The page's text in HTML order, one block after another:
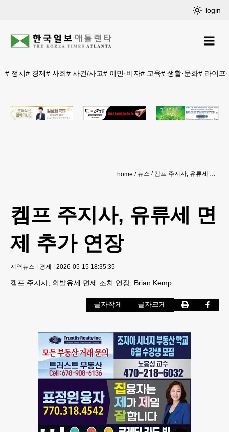
login
# 정치# 경제# 사회# 사건/사고# 이민·비자# 교육# 생활·문화# 라이프
home 뉴스 켐프 주지사, 유류세 면제 추가 연장
켐프 주지사, 유류세 면
제 추가 연장
지역뉴스 | 경제 | 2026-05-15 18:35:35
켐프 주지사, 휘발유세 면제 조치 연장, Brian Kemp
글자작게 글자크게